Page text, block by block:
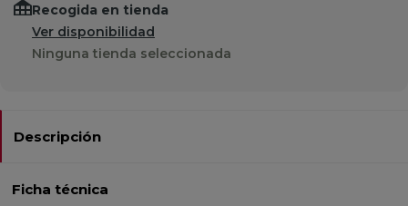
Recogida en tienda
Ver disponibilidad
Ninguna tienda seleccionada
Descripción
Ficha técnica